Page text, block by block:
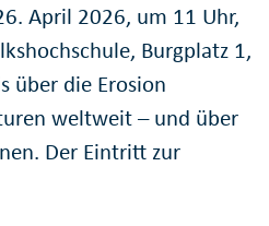
April 2026, um 11 Uhr,
Burgplatz 1,
über die Erosion
weltweit – und über
Der Eintritt zur